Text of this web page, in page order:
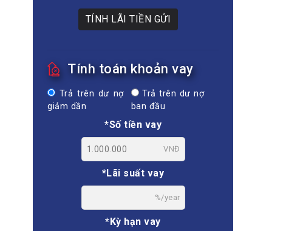
TÍNH LÃI TIỀN GỬI
Tính toán khoản vay
Trả trên dư nợ
giảm dần
Trả trên dư nợ
ban đầu
*Số tiền vay
VNĐ
*Lãi suất vay
%/year
*Kỳ hạn vay